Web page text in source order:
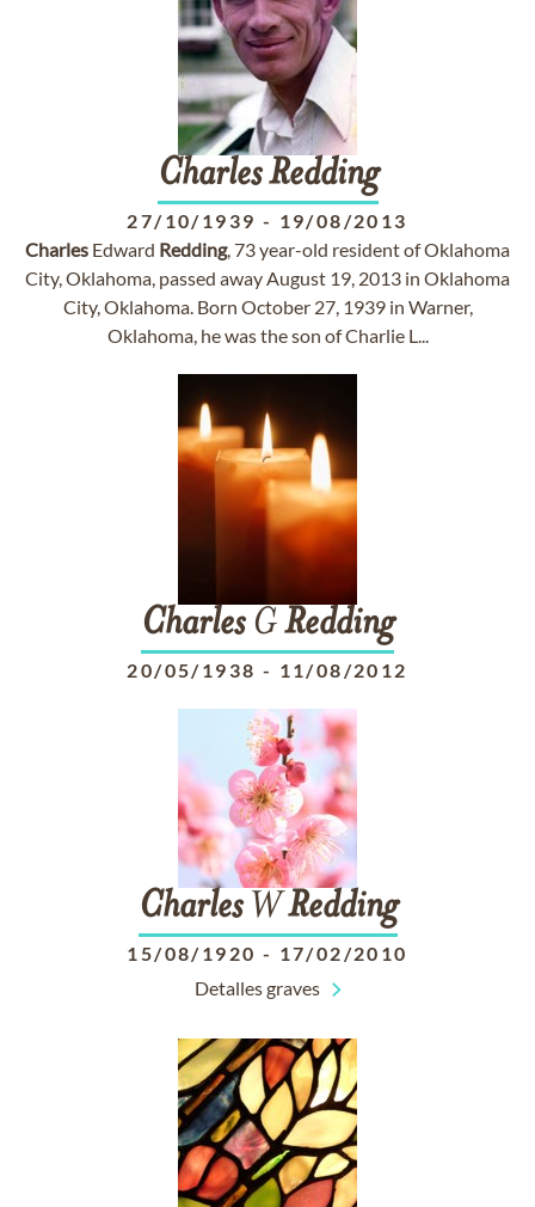
Charles Redding
27/10/1939 - 19/08/2013
Charles Edward Redding, 73 year-old resident of Oklahoma
City, Oklahoma, passed away August 19, 2013 in Oklahoma
City, Oklahoma. Born October 27, 1939 in Warner,
Oklahoma, he was the son of Charlie L...
CharlesGRedding
20/05/1938 - 11/08/2012
CharlesWRedding
15/08/1920 - 17/02/2010
Detalles graves